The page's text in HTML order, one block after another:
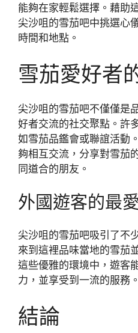
能夠在家輕鬆選擇。藉助
尖沙咀的雪茄吧中挑選心
時間和地點。
雪茄愛好者
尖沙咀的雪茄吧不僅僅是
好者交流的社交聚點。許
如雪茄品鑑會或聯誼活動
夠相互交流，分享對雪茄
同道合的朋友。
外國遊客的最愛
尖沙咀的雪茄吧吸引了不
來到這裡品味當地的雪茄
這些優雅的環境中，遊客
力，並享受到一流的服務。
結論